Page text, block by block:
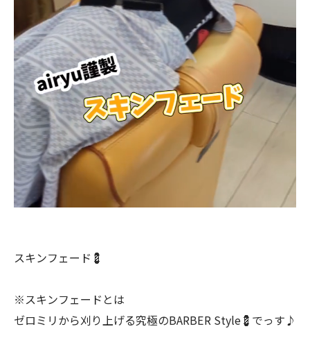
スキンフェード💈
※スキンフェードとは
ゼロミリから刈り上げる究極のBARBER Style💈でっす♪